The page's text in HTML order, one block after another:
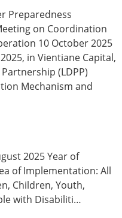
Preparedness
on Coordination
10 October 2025
in Vientiane Capital,
(LDPP)
Mechanism and
2025 Year of
of Implementation: All
Children, Youth,
with Disabiliti…